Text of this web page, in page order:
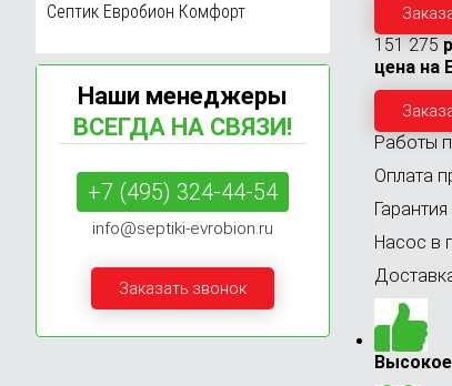
Септик Евробион Комфорт
Наши менеджеры
ВСЕГДА НА СВЯЗИ!
+7 (495) 324-44-54
info@septiki-evrobion.ru
Заказать звонок
151 275
цена на
Работы
Оплата
Насос в